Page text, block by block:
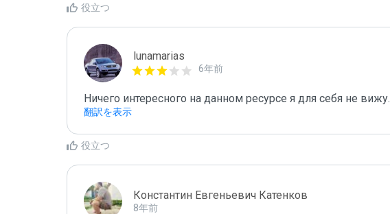
役立つ
lunamarias
6年前
Ничего интересного на данном ресурсе я для себя не вижу.
翻訳を表示
役立つ
Константин Евгеньевич Катенков
8年前